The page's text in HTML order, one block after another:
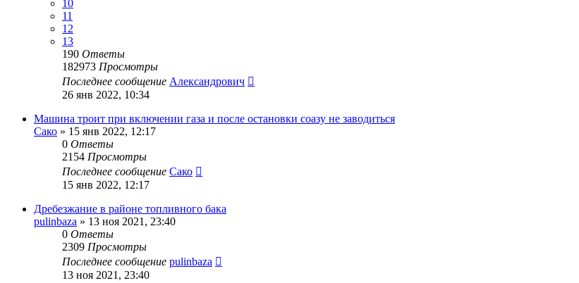
10
11
12
13
190 Ответы
182973 Просмотры
Последнее сообщение Александрович
26 янв 2022, 10:34
Машина троит при включении газа и после остановки соазу не заводиться
Сако » 15 янв 2022, 12:17
0 Ответы
2154 Просмотры
Последнее сообщение Сако
15 янв 2022, 12:17
Дребезжание в районе топливного бака
pulinbaza » 13 ноя 2021, 23:40
0 Ответы
2309 Просмотры
Последнее сообщение pulinbaza
13 ноя 2021, 23:40